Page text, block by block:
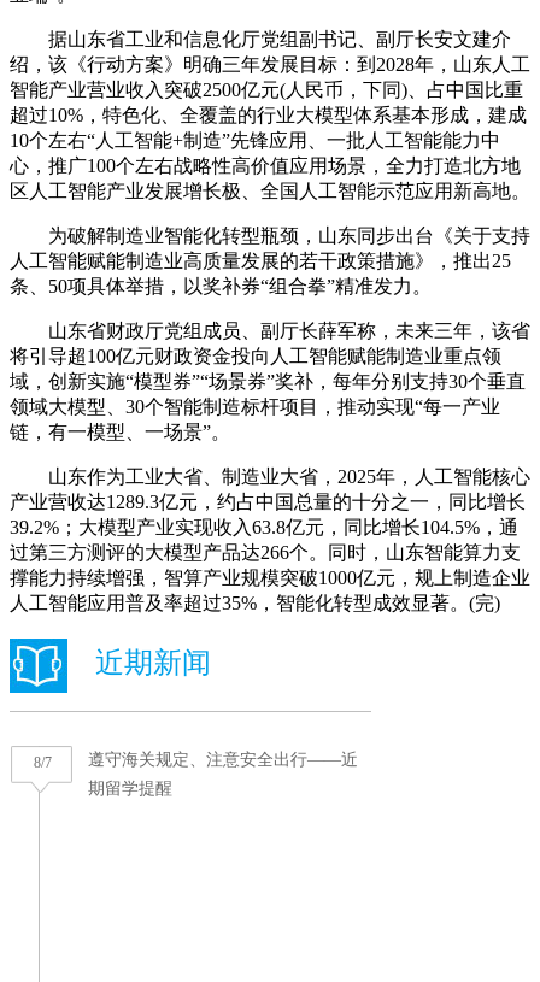
据山东省工业和信息化厅党组副书记、副厅长安文建介
绍，该《行动方案》明确三年发展目标：到2028年，山东人工
智能产业营业收入突破2500亿元(人民币，下同)、占中国比重
超过10%，特色化、全覆盖的行业大模型体系基本形成，建成
10个左右“人工智能+制造”先锋应用、一批人工智能能力中
心，推广100个左右战略性高价值应用场景，全力打造北方地
区人工智能产业发展增长极、全国人工智能示范应用新高地。
为破解制造业智能化转型瓶颈，山东同步出台《关于支持
人工智能赋能制造业高质量发展的若干政策措施》，推出25
条、50项具体举措，以奖补券“组合拳”精准发力。
山东省财政厅党组成员、副厅长薛军称，未来三年，该省
将引导超100亿元财政资金投向人工智能赋能制造业重点领
域，创新实施“模型券”“场景券”奖补，每年分别支持30个垂直
领域大模型、30个智能制造标杆项目，推动实现“每一产业
链，有一模型、一场景”。
山东作为工业大省、制造业大省，2025年，人工智能核心
产业营收达1289.3亿元，约占中国总量的十分之一，同比增长
39.2%；大模型产业实现收入63.8亿元，同比增长104.5%，通
过第三方测评的大模型产品达266个。同时，山东智能算力支
撑能力持续增强，智算产业规模突破1000亿元，规上制造企业
人工智能应用普及率超过35%，智能化转型成效显著。(完)